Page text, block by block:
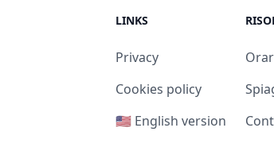
LINKS
Privacy
Cookies policy
🇺🇸 English version